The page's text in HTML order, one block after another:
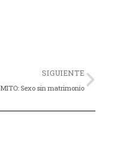
SIGUIENTE
MITO: Sexo sin matrimonio